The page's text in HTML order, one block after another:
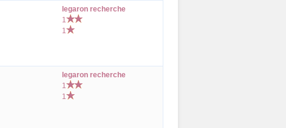
legaron recherche
1
1
legaron recherche
1
1